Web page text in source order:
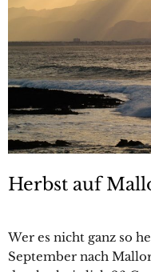
Herbst auf
Wer es nicht ganz so
September nach